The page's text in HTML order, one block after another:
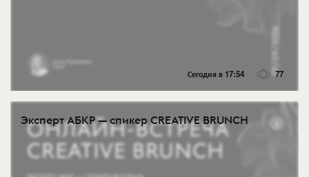
Сегодня в 17:54 77
Эксперт АБКР — спикер CREATIVE BRUNCH